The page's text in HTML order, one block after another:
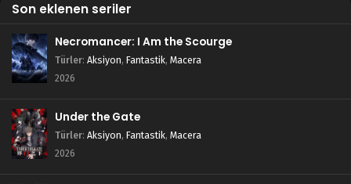
Son eklenen seriler
Necromancer: I Am the Scourge
Türler: Aksiyon, Fantastik, Macera
2026
Under the Gate
Türler: Aksiyon, Fantastik, Macera
2026